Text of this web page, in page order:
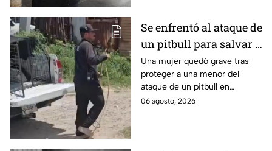
Se enfrentó al ataque de
un pitbull para salvar a
una menor; hoy lucha
por su vida en Zapopan
Una mujer quedó grave tras
proteger a una menor del
ataque de un pitbull en
Zapopan; la víctima sufrió
06 agosto, 2026